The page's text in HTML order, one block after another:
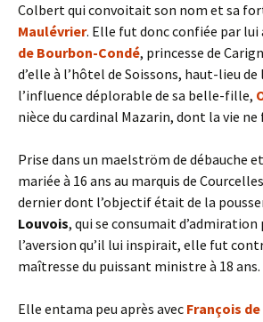
Colbert qui convoitait son nom et sa
Maulévrier. Elle fut donc confiée par lui
de Bourbon-Condé, princesse de
d’elle à l’hôtel de Soissons, haut-lieu
l’influence déplorable de sa belle-fille,
nièce du cardinal Mazarin, dont la vie ne
Prise dans un maelström de débauche
mariée à 16 ans au marquis de
dernier dont l’objectif était de la
Louvois, qui se consumait
l’aversion qu’il lui inspirait, elle fut
maîtresse du puissant ministre à 18 ans.
Elle entama peu après avec François